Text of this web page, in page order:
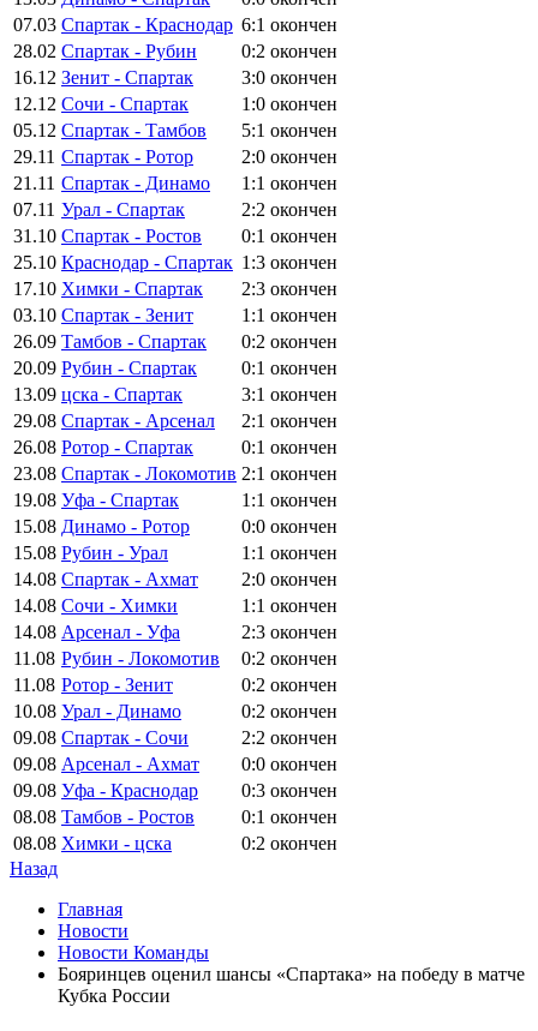
07.03 Спартак - Краснодар 6:1 окончен
28.02 Спартак - Рубин 0:2 окончен
16.12 Зенит - Спартак 3:0 окончен
12.12 Сочи - Спартак 1:0 окончен
05.12 Спартак - Тамбов 5:1 окончен
29.11 Спартак - Ротор 2:0 окончен
21.11 Спартак - Динамо 1:1 окончен
07.11 Урал - Спартак 2:2 окончен
31.10 Спартак - Ростов 0:1 окончен
25.10 Краснодар - Спартак 1:3 окончен
17.10 Химки - Спартак 2:3 окончен
03.10 Спартак - Зенит 1:1 окончен
26.09 Тамбов - Спартак 0:2 окончен
20.09 Рубин - Спартак 0:1 окончен
13.09 цска - Спартак 3:1 окончен
29.08 Спартак - Арсенал 2:1 окончен
26.08 Ротор - Спартак 0:1 окончен
23.08 Спартак - Локомотив 2:1 окончен
19.08 Уфа - Спартак 1:1 окончен
15.08 Динамо - Ротор 0:0 окончен
15.08 Рубин - Урал 1:1 окончен
14.08 Спартак - Ахмат 2:0 окончен
14.08 Сочи - Химки 1:1 окончен
14.08 Арсенал - Уфа 2:3 окончен
11.08 Рубин - Локомотив 0:2 окончен
11.08 Ротор - Зенит 0:2 окончен
10.08 Урал - Динамо 0:2 окончен
09.08 Спартак - Сочи 2:2 окончен
09.08 Арсенал - Ахмат 0:0 окончен
09.08 Уфа - Краснодар 0:3 окончен
08.08 Тамбов - Ростов 0:1 окончен
08.08 Химки - цска 0:2 окончен
Назад
Главная
Новости
Новости Команды
Бояринцев оценил шансы «Спартака» на победу в матче
Кубка России